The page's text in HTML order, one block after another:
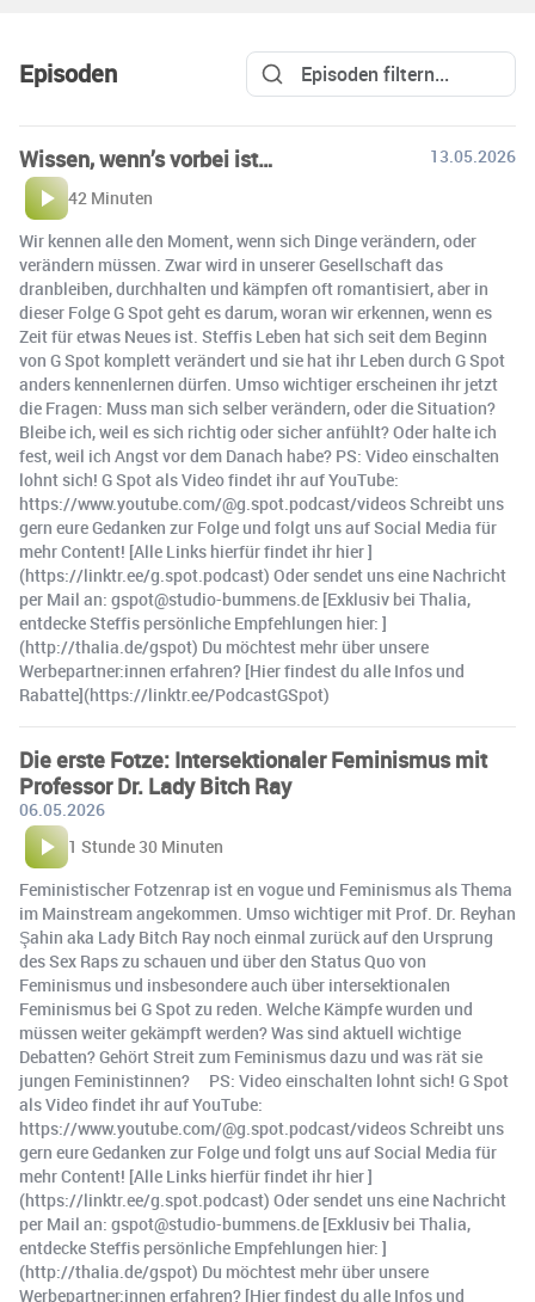
Episoden
Wissen, wenn’s vorbei ist…
13.05.2026
42 Minuten
Wir kennen alle den Moment, wenn sich Dinge verändern, oder
verändern müssen. Zwar wird in unserer Gesellschaft das
dranbleiben, durchhalten und kämpfen oft romantisiert, aber in
dieser Folge G Spot geht es darum, woran wir erkennen, wenn es
Zeit für etwas Neues ist. Steffis Leben hat sich seit dem Beginn
von G Spot komplett verändert und sie hat ihr Leben durch G Spot
anders kennenlernen dürfen. Umso wichtiger erscheinen ihr jetzt
die Fragen: Muss man sich selber verändern, oder die Situation?
Bleibe ich, weil es sich richtig oder sicher anfühlt? Oder halte ich
fest, weil ich Angst vor dem Danach habe? PS: Video einschalten
lohnt sich! G Spot als Video findet ihr auf YouTube:
https://www.youtube.com/@g.spot.podcast/videos Schreibt uns
gern eure Gedanken zur Folge und folgt uns auf Social Media für
mehr Content! [Alle Links hierfür findet ihr hier ]
(https://linktr.ee/g.spot.podcast) Oder sendet uns eine Nachricht
per Mail an: gspot@studio-bummens.de [Exklusiv bei Thalia,
entdecke Steffis persönliche Empfehlungen hier: ]
(http://thalia.de/gspot) Du möchtest mehr über unsere
Werbepartner:innen erfahren? [Hier findest du alle Infos und
Rabatte](https://linktr.ee/PodcastGSpot)
Die erste Fotze: Intersektionaler Feminismus mit
Professor Dr. Lady Bitch Ray
06.05.2026
1 Stunde 30 Minuten
Feministischer Fotzenrap ist en vogue und Feminismus als Thema
im Mainstream angekommen. Umso wichtiger mit Prof. Dr. Reyhan
Şahin aka Lady Bitch Ray noch einmal zurück auf den Ursprung
des Sex Raps zu schauen und über den Status Quo von
Feminismus und insbesondere auch über intersektionalen
Feminismus bei G Spot zu reden. Welche Kämpfe wurden und
müssen weiter gekämpft werden? Was sind aktuell wichtige
Debatten? Gehört Streit zum Feminismus dazu und was rät sie
jungen Feministinnen? PS: Video einschalten lohnt sich! G Spot
als Video findet ihr auf YouTube:
https://www.youtube.com/@g.spot.podcast/videos Schreibt uns
gern eure Gedanken zur Folge und folgt uns auf Social Media für
mehr Content! [Alle Links hierfür findet ihr hier ]
(https://linktr.ee/g.spot.podcast) Oder sendet uns eine Nachricht
per Mail an: gspot@studio-bummens.de [Exklusiv bei Thalia,
entdecke Steffis persönliche Empfehlungen hier: ]
(http://thalia.de/gspot) Du möchtest mehr über unsere
Werbepartner:innen erfahren? [Hier findest du alle Infos und